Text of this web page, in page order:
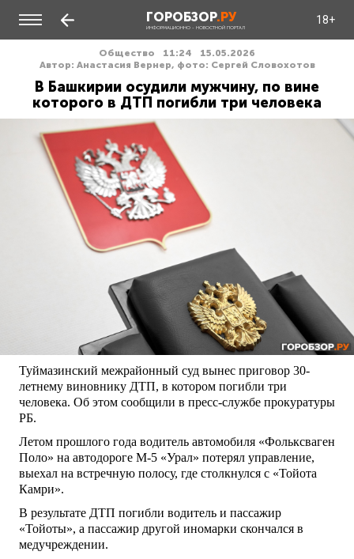
ГОРОБЗОР.РУ
ИНФОРМАЦИОННО - НОВОСТНОЙ ПОРТАЛ
18+
Общество 11:24
15.05.2026
Автор: Анастасия Вернер, фото: Сергей Словохотов
В Башкирии осудили мужчину, по вине
которого в ДТП погибли три человека
Туймазинский межрайонный суд вынес приговор 30-
летнему виновнику ДТП, в котором погибли три
человека. Об этом сообщили в пресс-службе прокуратуры
РБ.
Летом прошлого года водитель автомобиля «Фольксваген
Поло» на автодороге М-5 «Урал» потерял управление,
выехал на встречную полосу, где столкнулся с «Тойота
Камри».
В результате ДТП погибли водитель и пассажир
«Тойоты», а пассажир другой иномарки скончался в
медучреждении.